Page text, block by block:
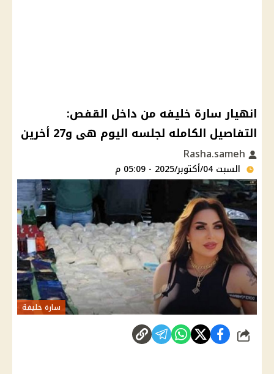
انهيار سارة خليفه من داخل القفص:
التفاصيل الكامله لجلسه اليوم هى و27 أخرين
السبت 04/أكتوبر/2025 - 05:09 م
سارة خليفة
شارك